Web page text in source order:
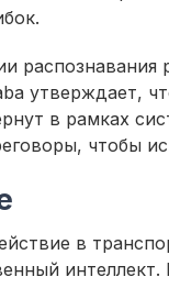
утверждает,
в рамках
чтобы
в